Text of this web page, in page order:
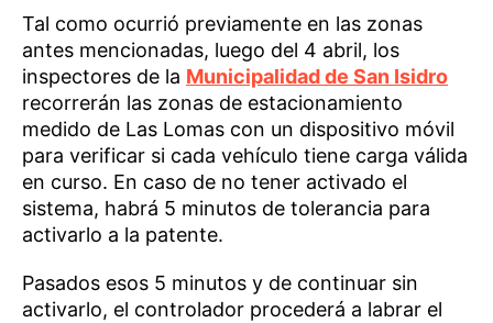
Tal como ocurrió previamente en las zonas
antes mencionadas, luego del 4 abril, los
inspectores de la Municipalidad de San Isidro
recorrerán las zonas de estacionamiento
medido de Las Lomas con un dispositivo móvil
para verificar si cada vehículo tiene carga válida
en curso. En caso de no tener activado el
sistema, habrá 5 minutos de tolerancia para
activarlo a la patente.
Pasados esos 5 minutos y de continuar sin
activarlo, el controlador procederá a labrar el